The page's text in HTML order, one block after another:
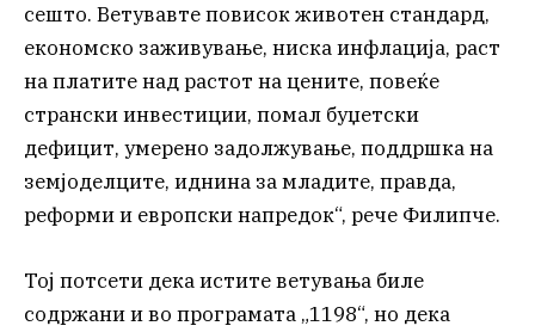
сешто. Ветувавте повисок животен стандард,
економско заживување, ниска инфлација, раст
на платите над растот на цените, повеќе
странски инвестиции, помал буџетски
дефицит, умерено задолжување, поддршка на
земјоделците, иднина за младите, правда,
реформи и европски напредок“, рече Филипче.
Тој потсети дека истите ветувања биле
содржани и во програмата „1198“, но дека